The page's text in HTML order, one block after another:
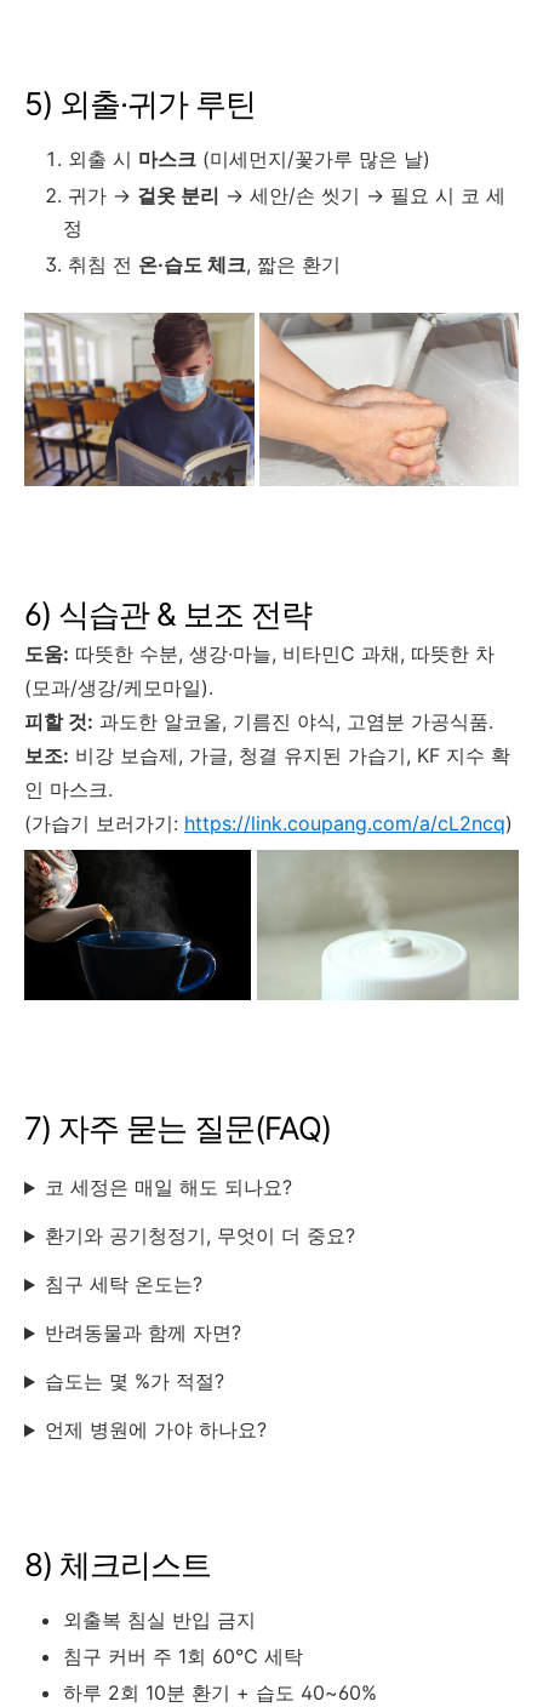
5) 외출·귀가 루틴
외출 시 마스크 (미세먼지/꽃가루 많은 날)
귀가 → 겉옷 분리 → 세안/손 씻기 → 필요 시 코 세
정
취침 전 온·습도 체크, 짧은 환기
6) 식습관 & 보조 전략
도움: 따뜻한 수분, 생강·마늘, 비타민C 과채, 따뜻한 차
(모과/생강/케모마일).
피할 것: 과도한 알코올, 기름진 야식, 고염분 가공식품.
보조: 비강 보습제, 가글, 청결 유지된 가습기, KF 지수 확
인 마스크.
(가습기 보러가기: https://link.coupang.com/a/cL2ncq)
7) 자주 묻는 질문(FAQ)
코 세정은 매일 해도 되나요?
환기와 공기청정기, 무엇이 더 중요?
침구 세탁 온도는?
반려동물과 함께 자면?
습도는 몇 %가 적절?
언제 병원에 가야 하나요?
8) 체크리스트
외출복 침실 반입 금지
침구 커버 주 1회 60℃ 세탁
하루 2회 10분 환기 + 습도 40~60%